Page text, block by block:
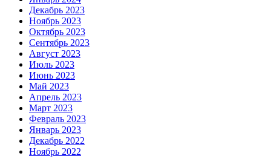
Декабрь 2023
Ноябрь 2023
Октябрь 2023
Сентябрь 2023
Август 2023
Июль 2023
Июнь 2023
Май 2023
Апрель 2023
Март 2023
Февраль 2023
Январь 2023
Декабрь 2022
Ноябрь 2022